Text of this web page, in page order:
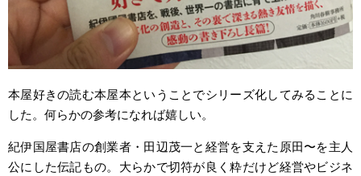
本屋好きの読む本屋本ということでシリーズ化してみることに
した。何らかの参考になれば嬉しい。
紀伊国屋書店の創業者・田辺茂一と経営を支えた原田〜を主人
公にした伝記もの。大らかで切符が良く粋だけど経営やビジネ